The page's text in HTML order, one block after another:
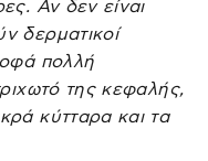
Αν δεν είναι
δερματικοί
πολλή
της κεφαλής,
κύτταρα και τα